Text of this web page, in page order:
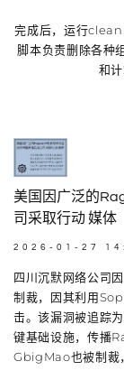
完成后，运行
脚本负责删除各种
和
美国因广泛的
司采取行动 媒体
2026-01-27
四川沉默网络公司
制裁，因其利用
击。该漏洞被追踪
键基础设施，传播
GbigMao也被制裁